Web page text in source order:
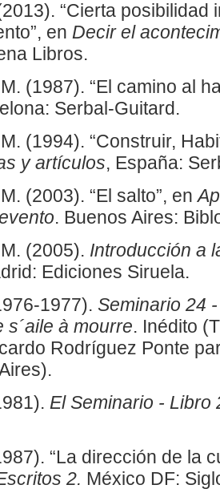
“Cierta posibilidad
en Decir el
Libros.
(1987). “El camino al
Serbal-Guitard.
(1994). “Construir,
y artículos, España:
(2003). “El salto”, en
. Buenos Aires:
(2005). Introducción a
Ediciones Siruela.
1977). Seminario 24
s´aile à mourre. Inédito
Rodríguez Ponte
El Seminario - Libro
“La dirección de la
2. México DF: